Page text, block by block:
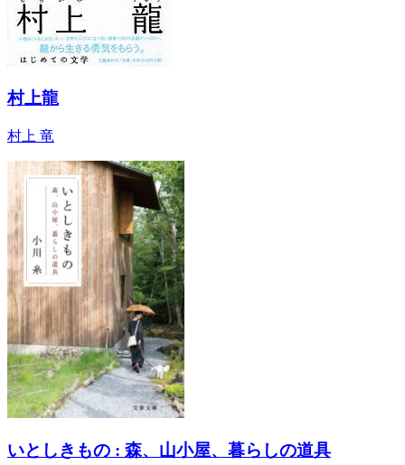
村上龍
村上 竜
いとしきもの : 森、山小屋、暮らしの道具